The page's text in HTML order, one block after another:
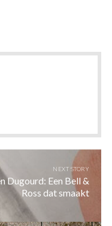
NEXT STORY
Dugourd: Een Bell &
Ross dat smaakt